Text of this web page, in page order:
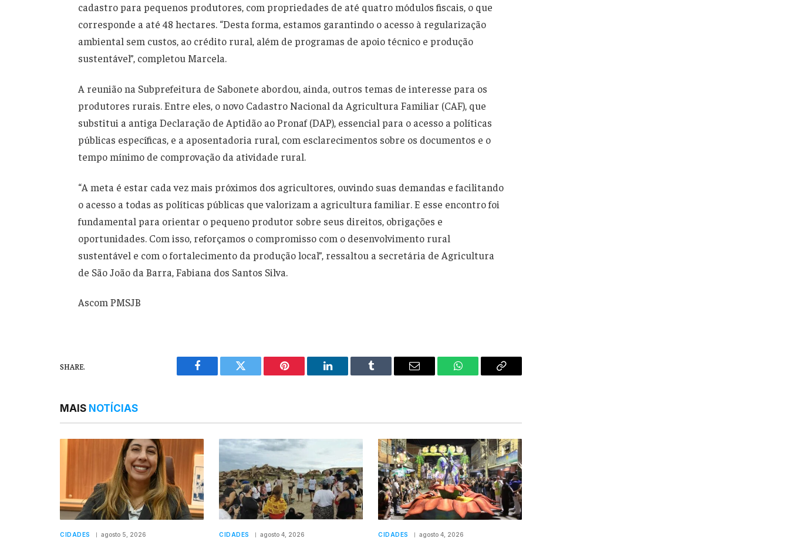
cadastro para pequenos produtores, com propriedades de até quatro módulos fiscais, o que
corresponde a até 48 hectares. “Desta forma, estamos garantindo o acesso à regularização
ambiental sem custos, ao crédito rural, além de programas de apoio técnico e produção
sustentável”, completou Marcela.
A reunião na Subprefeitura de Sabonete abordou, ainda, outros temas de interesse para os
produtores rurais. Entre eles, o novo Cadastro Nacional da Agricultura Familiar (CAF), que
substitui a antiga Declaração de Aptidão ao Pronaf (DAP), essencial para o acesso a políticas
públicas específicas, e a aposentadoria rural, com esclarecimentos sobre os documentos e o
tempo mínimo de comprovação da atividade rural.
“A meta é estar cada vez mais próximos dos agricultores, ouvindo suas demandas e facilitando
o acesso a todas as políticas públicas que valorizam a agricultura familiar. E esse encontro foi
fundamental para orientar o pequeno produtor sobre seus direitos, obrigações e
oportunidades. Com isso, reforçamos o compromisso com o desenvolvimento rural
sustentável e com o fortalecimento da produção local”, ressaltou a secretária de Agricultura
de São João da Barra, Fabiana dos Santos Silva.
Ascom PMSJB
SHARE.
Facebook Twitter Pinterest LinkedIn Tumblr Email WhatsAppCopy
MAIS NOTÍCIAS
CIDADES agosto 5, 2026 CIDADES agosto 4, 2026 CIDADES agosto 4, 2026